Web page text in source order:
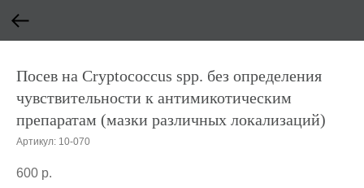
Посев на Cryptococcus spp. без определения
чувствительности к антимикотическим
препаратам (мазки различных локализаций)
Артикул: 10-070
600 р.